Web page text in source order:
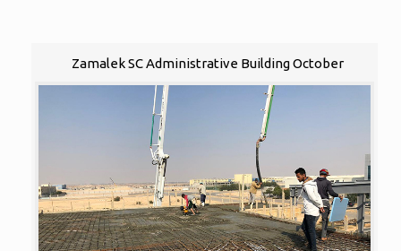
Zamalek SC Administrative Building October